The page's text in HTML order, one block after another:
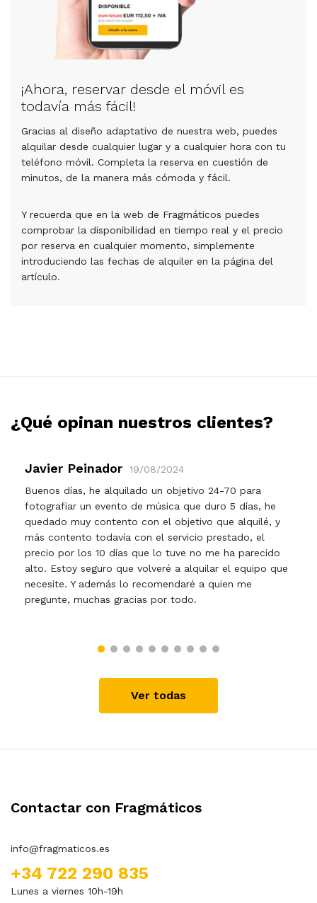
¡Ahora, reservar desde el móvil es
todavía más fácil!
Gracias al diseño adaptativo de nuestra web, puedes
alquilar desde cualquier lugar y a cualquier hora con tu
teléfono móvil. Completa la reserva en cuestión de
minutos, de la manera más cómoda y fácil.
Y recuerda que en la web de Fragmáticos puedes
comprobar la disponibilidad en tiempo real y el precio
por reserva en cualquier momento, simplemente
introduciendo las fechas de alquiler en la página del
artículo.
¿Qué opinan nuestros clientes?
Javier Peinador
19/08/2024
Buenos días, he alquilado un objetivo 24-70 para
fotografiar un evento de música que duro 5 días, he
quedado muy contento con el objetivo que alquilé, y
más contento todavía con el servicio prestado, el
precio por los 10 días que lo tuve no me ha parecido
alto. Estoy seguro que volveré a alquilar el equipo que
necesite. Y además lo recomendaré a quien me
pregunte, muchas gracias por todo.
Ver todas
Contactar con Fragmáticos
info@fragmaticos.es
+34 722 290 835
Lunes a viernes 10h-19h